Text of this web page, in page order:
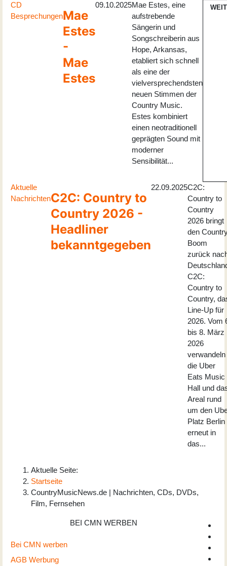
CD
BesprechungenMae
Estes
-
Mae
Estes
09.10.2025Mae Estes, eine
aufstrebende
Sängerin und
Songschreiberin aus
Hope, Arkansas,
etabliert sich schnell
als eine der
vielversprechendsten
neuen Stimmen der
Country Music.
Estes kombiniert
einen neotraditionell
geprägten Sound mit
moderner
Sensibilität...
Aktuelle
NachrichtenC2C: Country to
Country 2026 -
Headliner
bekanntgegeben
22.09.2025C2C:
Country to
Country
2026 bringt
den
Boom
zurück
C2C:
Country to
Country,
Line-Up für
2026. Vom
bis 8. März
2026
verwandeln
die Uber
Eats Music
Hall und
Areal rund
um den
Platz Berlin
erneut in
das...
Aktuelle Seite:
Startseite
CountryMusicNews.de | Nachrichten, CDs, DVDs,
Film, Fernsehen
BEI CMN WERBEN
Bei CMN werben
AGB Werbung